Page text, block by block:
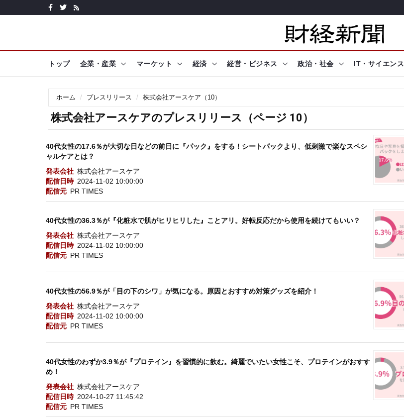
トップ 企業・産業 マーケット 経済 経営・ビジネス 政治・社会 IT・サイエンス
ホーム プレスリリース 株式会社アースケア（10）
株式会社アースケアのプレスリリース（ページ 10）
40代女性の17.6％が大切な日などの前日に『パック』をする！シートパックより、低刺激で楽なスペシ
ャルケアとは？
発表会社 株式会社アースケア
配信日時 2024-11-02 10:00:00
配信元 PR TIMES
40代女性の36.3％が『化粧水で肌がヒリヒリした』ことアリ。好転反応だから使用を続けてもいい？
発表会社 株式会社アースケア
配信日時 2024-11-02 10:00:00
配信元 PR TIMES
40代女性の56.9％が「目の下のシワ」が気になる。原因とおすすめ対策グッズを紹介！
発表会社 株式会社アースケア
配信日時 2024-11-02 10:00:00
配信元 PR TIMES
40代女性のわずか3.9％が『プロテイン』を習慣的に飲む。綺麗でいたい女性こそ、プロテインがおすす
め！
発表会社 株式会社アースケア
配信日時 2024-10-27 11:45:42
配信元 PR TIMES